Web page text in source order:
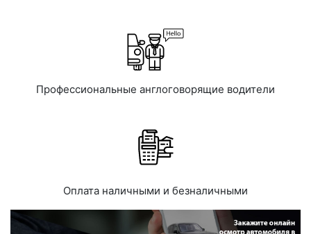
Профессиональные англоговорящие водители
Оплата наличными и безналичными